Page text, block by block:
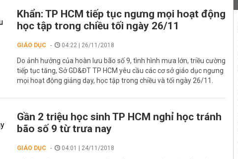
Khẩn: TP HCM tiếp tục ngưng mọi hoạt động
học tập trong chiều tối ngày 26/11
GIÁO DỤC 04:22 | 26/11/2018
Do ảnh hưởng của hoàn lưu bão số 9, tình hình mưa lớn, triều cường
tiếp tục tăng, Sở GD&ĐT TP HCM yêu cầu các cơ sở giáo dục ngưng
mọi hoạt động giảng dạy, học tập trong chiều và tối ngày 26/11.
Gần 2 triệu học sinh TP HCM nghỉ học tránh
bão số 9 từ trưa nay
GIÁO DỤC 04:01 | 24/11/2018